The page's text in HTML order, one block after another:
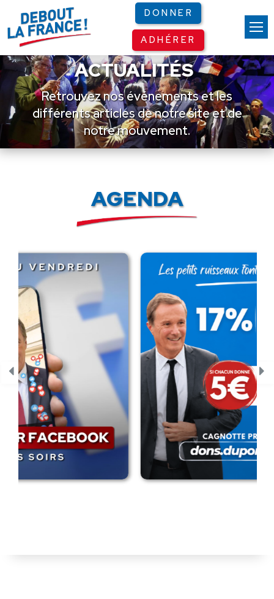
DONNER
ADHÉRER
ACTUALITÉS
Retrouvez nos événements et les
différents articles de notre site et de
notre mouvement.
AGENDA
Panneau de gestion des cookies